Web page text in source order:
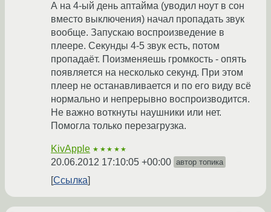
А на 4-ый день аптайма (уводил ноут в сон
вместо выключения) начал пропадать звук
вообще. Запускаю воспроизведение в
плеере. Секунды 4-5 звук есть, потом
пропадаёт. Поизменяешь громкость - опять
появляется на несколько секунд. При этом
плеер не останавливается и по его виду всё
нормально и непрерывно воспроизводится.
Не важно воткнуты наушники или нет.
Помогла только перезагрузка.
KivApple ★★★★★
20.06.2012 17:10:05 +00:00 автор топика
Ссылка